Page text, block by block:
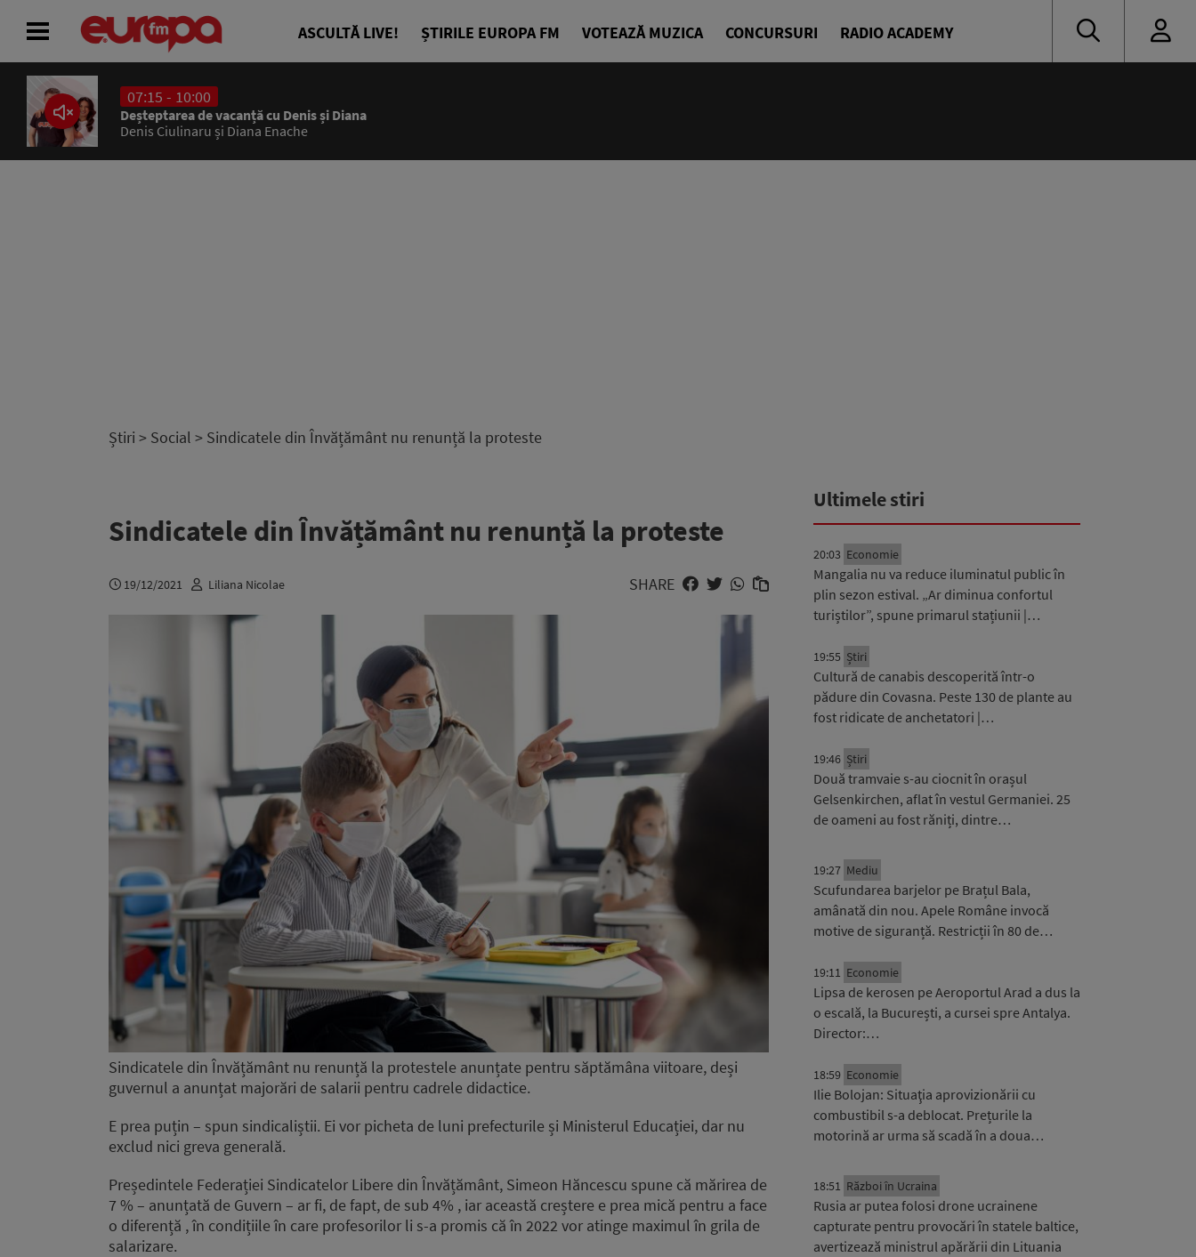
ASCULTĂ LIVE! ȘTIRILE EUROPA FM VOTEAZĂ MUZICA CONCURSURI RADIO ACADEMY
07:15 - 10:00
Deșteptarea de vacanță cu Denis și Diana
Denis Ciulinaru și Diana Enache
Știri > Social > Sindicatele din Învățământ nu renunță la proteste
Sindicatele din Învățământ nu renunță la proteste
19/12/2021 Liliana Nicolae SHARE
Sindicatele din Învățământ nu renunță la protestele anunțate pentru săptămâna viitoare, deși
guvernul a anunțat majorări de salarii pentru cadrele didactice.
E prea puțin – spun sindicaliștii. Ei vor picheta de luni prefecturile și Ministerul Educației, dar nu
exclud nici greva generală.
Președintele Federației Sindicatelor Libere din Învățământ, Simeon Hăncescu spune că mărirea de
7 % – anunțată de Guvern – ar fi, de fapt, de sub 4% , iar această creștere e prea mică pentru a face
o diferență , în condițiile în care profesorilor li s-a promis că în 2022 vor atinge maximul în grila de
salarizare.
Ultimele stiri
20:03 Economie
Mangalia nu va reduce iluminatul public în
plin sezon estival. „Ar diminua confortul
turiștilor”, spune primarul stațiunii |…
19:55 Știri
Cultură de canabis descoperită într-o
pădure din Covasna. Peste 130 de plante au
fost ridicate de anchetatori |…
19:46 Știri
Două tramvaie s-au ciocnit în orașul
Gelsenkirchen, aflat în vestul Germaniei. 25
de oameni au fost răniți, dintre…
19:27 Mediu
Scufundarea barjelor pe Brațul Bala,
amânată din nou. Apele Române invocă
motive de siguranță. Restricții în 80 de…
19:11 Economie
Lipsa de kerosen pe Aeroportul Arad a dus la
o escală, la București, a cursei spre Antalya.
Director:…
18:59 Economie
Ilie Bolojan: Situaţia aprovizionării cu
combustibil s-a deblocat. Prețurile la
motorină ar urma să scadă în a doua…
18:51 Război în Ucraina
Rusia ar putea folosi drone ucrainene
capturate pentru provocări în statele baltice,
avertizează ministrul apărării din Lituania
ACASĂ
ȘTIRI